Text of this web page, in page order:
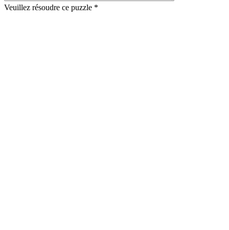
Veuillez résoudre ce puzzle *